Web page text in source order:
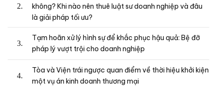
không? Khi nào nên thuê luật sư doanh nghiệp và đâu
là giải pháp tối ưu?
Tạm hoãn xử lý hình sự để khắc phục hậu quả: Bệ đỡ
pháp lý vượt trội cho doanh nghiệp
Tòa và Viện trái ngược quan điểm về thời hiệu khởi kiện
một vụ án kinh doanh thương mại